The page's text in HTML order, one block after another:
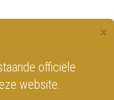
×
officiële
website.